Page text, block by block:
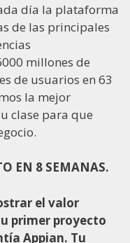
día la plataforma
de las principales
millones de
de usuarios en 63
la mejor
clase para que
EN 8 SEMANAS.
el valor
primer proyecto
Appian. Tu